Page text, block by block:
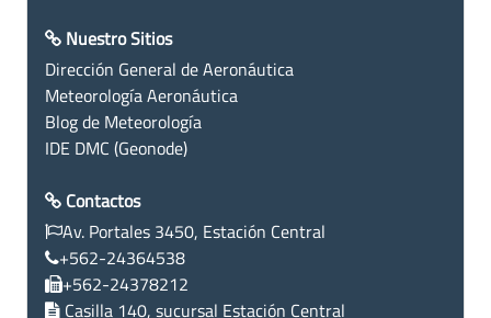
Nuestro Sitios
Dirección General de Aeronáutica
Meteorología Aeronáutica
Blog de Meteorología
IDE DMC (Geonode)
Contactos
Av. Portales 3450, Estación Central
+562-24364538
+562-24378212
Casilla 140, sucursal Estación Central